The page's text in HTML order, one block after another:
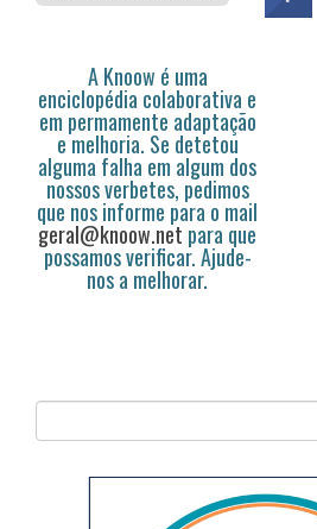
A Knoow é uma
enciclopédia colaborativa e
em permamente adaptação
e melhoria. Se detetou
alguma falha em algum dos
nossos verbetes, pedimos
que nos informe para o mail
geral@knoow.net para que
possamos verificar. Ajude-
nos a melhorar.